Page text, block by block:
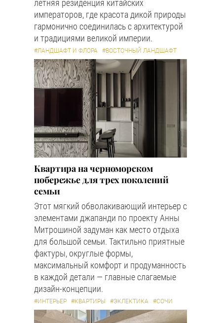
летняя резиденция китайских
императоров, где красота дикой природы
гармонично соединилась с архитектурой
и традициями великой империи.
#ЛАНДШАФТ И ФЛОРА #ВОСТОЧНЫЙ ЛАНДШАФТ
Квартира на черноморском
побережье для трех поколений
семьи
Этот мягкий обволакивающий интерьер с
элементами джапанди по проекту Анны
Митрошиной задуман как место отдыха
для большой семьи. Тактильно приятные
фактуры, округлые формы,
максимальный комфорт и продуманность
в каждой детали — главные слагаемые
дизайн-концепции.
#ИНТЕРЬЕР #КВАРТИРЫ #ЭКЛЕКТИКА #СОЧИ